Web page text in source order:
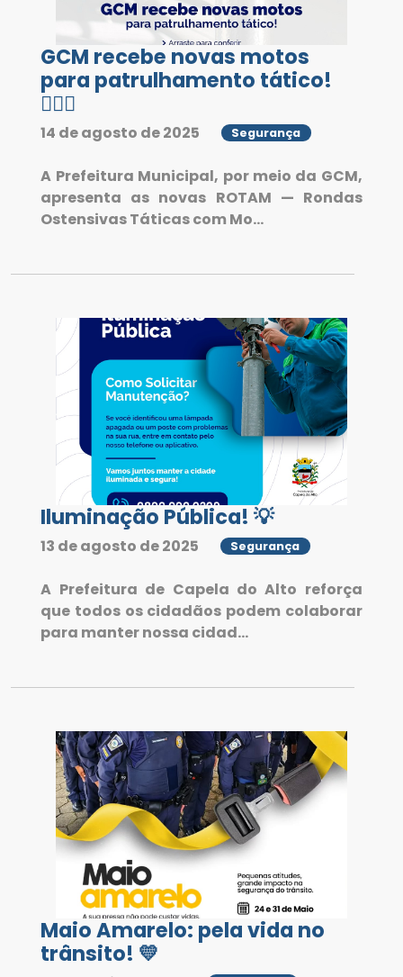
GCM recebe novas motos
para patrulhamento tático!
👮🏻‍♂️
14 de agosto de 2025 Segurança
A Prefeitura Municipal, por meio da GCM,
apresenta as novas ROTAM — Rondas
Ostensivas Táticas com Mo...
Iluminação Pública! 💡
13 de agosto de 2025 Segurança
A Prefeitura de Capela do Alto reforça
que todos os cidadãos podem colaborar
para manter nossa cidad...
Maio Amarelo: pela vida no
trânsito! 💛